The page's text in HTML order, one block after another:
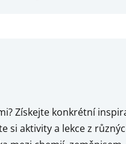
Získejte konkrétní
si aktivity a lekce z